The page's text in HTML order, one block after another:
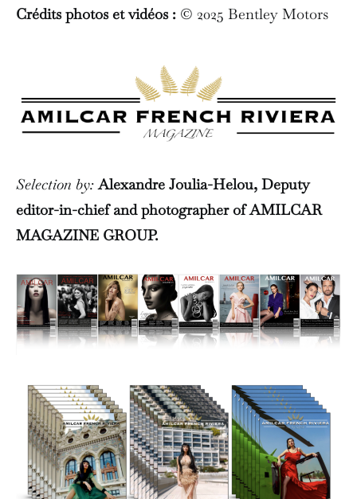
Crédits photos et vidéos : © 2025 Bentley Motors
Selection by:Alexandre Joulia-Helou, Deputy
editor-in-chief and photographer of AMILCAR
MAGAZINE GROUP.